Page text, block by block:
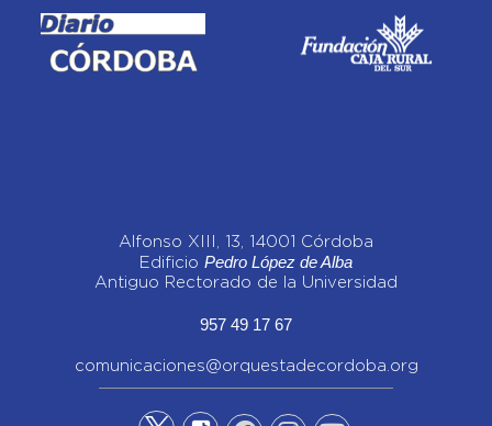
Alfonso XIII, 13, 14001 Córdoba
Edificio Pedro López de Alba
Antiguo Rectorado de la Universidad
957 49 17 67
comunicaciones@orquestadecordoba.org